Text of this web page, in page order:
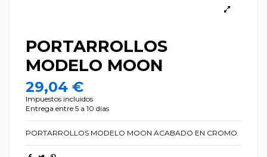
PORTARROLLOS
MODELO MOON
29,04 €
Impuestos incluidos
Entrega entre 5 a 10 días
PORTARROLLOS MODELO MOON ACABADO EN CROMO.